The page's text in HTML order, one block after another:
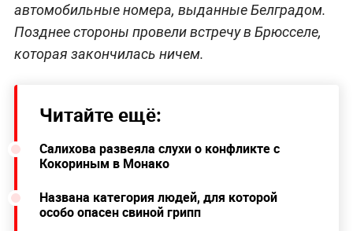
автомобильные номера, выданные Белградом.
Позднее стороны провели встречу в Брюсселе,
которая закончилась ничем.
Читайте ещё:
Салихова развеяла слухи о конфликте с
Кокориным в Монако
Названа категория людей, для которой
особо опасен свиной грипп